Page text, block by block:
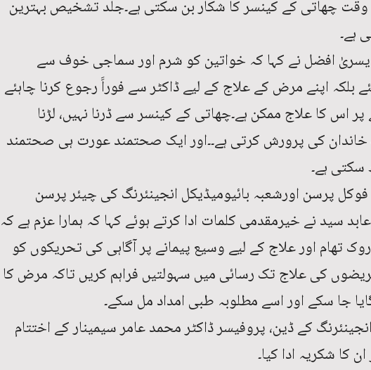
چھاتی کے کینسر کا شکار بن سکتی ہے۔جلد تشخیص بہترین
ہے۔
افضل نے کہا کہ خواتین کو شرم اور سماجی خوف سے
بلکہ اپنے مرض کے علاج کے لیے ڈاکٹر سے فوراََ رجوع کرنا چاہئے
پر اس کا علاج ممکن ہے۔چھاتی کے کینسر سے ڈرنا نہیں، لڑنا
خاندان کی پرورش کرتی ہے۔۔اور ایک صحتمند عورت ہی صحتمند
سکتی ہے۔
پرسن اورشعبہ بائیومیڈیکل انجینئرنگ کی چیئر پرسن
سید نے خیرمقدمی کلمات ادا کرتے ہوئے کہا کہ ہمارا عزم ہے کہ
تھام اور علاج کے لیے وسیع پیمانے پر آگاہی کی تحریکوں کو
کی علاج تک رسائی میں سہولتیں فراہم کریں تاکہ مرض کا
جا سکے اور اسے مطلوبہ طبی امداد مل سکے۔
کے ڈین، پروفیسر ڈاکٹر محمد عامر سیمینار کے اختتام
کا شکریہ ادا کیا۔